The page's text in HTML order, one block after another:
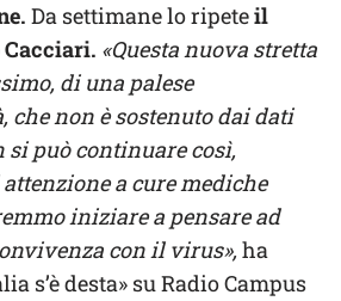
Da settimane lo ripeteil
«Questa nuova stretta
di una palese
non è sostenuto dai dati
si può continuare così,
a cure mediche
iniziare a pensare ad
con il virus»,ha
s’è desta» su Radio Campus